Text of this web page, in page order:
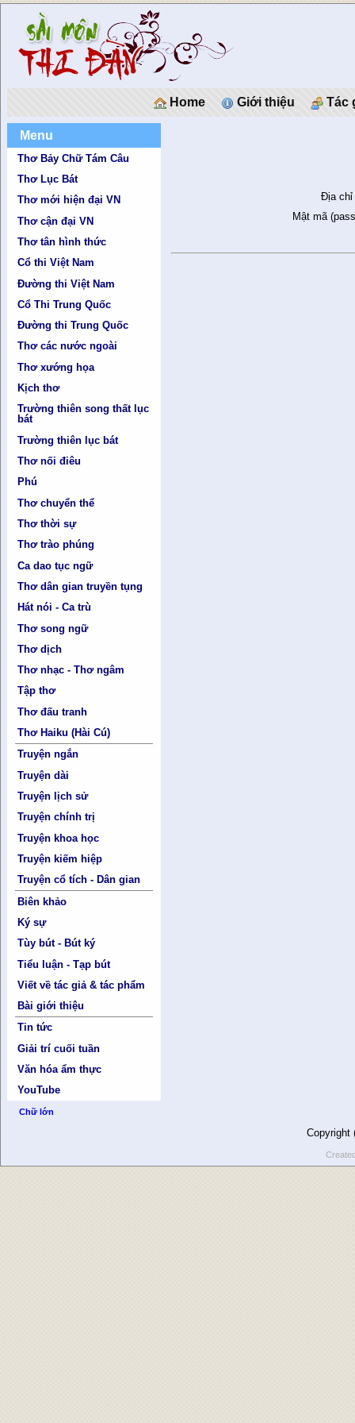
Home Giới thiệu Tác
Menu
Thơ Bảy Chữ Tám Câu
Thơ Lục Bát
Thơ mới hiện đại VN
Thơ cận đại VN
Thơ tân hình thức
Cổ thi Việt Nam
Đường thi Việt Nam
Cổ Thi Trung Quốc
Đường thi Trung Quốc
Thơ các nước ngoài
Thơ xướng họa
Kịch thơ
Trường thiên song thất lục
bát
Trường thiên lục bát
Thơ nối điêu
Phú
Thơ chuyển thể
Thơ thời sự
Thơ trào phúng
Ca dao tục ngữ
Thơ dân gian truyền tụng
Hát nói - Ca trù
Thơ song ngữ
Thơ dịch
Thơ nhạc - Thơ ngâm
Tập thơ
Thơ đấu tranh
Thơ Haiku (Hài Cú)
Truyện ngắn
Truyện dài
Truyện lịch sử
Truyện chính trị
Truyện khoa học
Truyện kiếm hiệp
Truyện cổ tích - Dân gian
Biên khảo
Ký sự
Tùy bút - Bút ký
Tiểu luận - Tạp bút
Viết về tác giả & tác phẩm
Bài giới thiệu
Tin tức
Giải trí cuối tuần
Văn hóa ẩm thực
YouTube
Chữ lớn
Địa chỉ
Mật mã
Copyright